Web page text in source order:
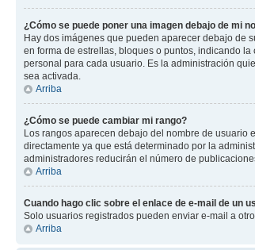
¿Cómo se puede poner una imagen debajo de mi
Hay dos imágenes que pueden aparecer debajo de
en forma de estrellas, bloques o puntos, indicando
personal para cada usuario. Es la administración
sea activada.
Arriba
¿Cómo se puede cambiar mi rango?
Los rangos aparecen debajo del nombre de
directamente ya que está determinado por la
administradores reducirán el número de
Arriba
Cuando hago clic sobre el enlace de e-mail de un
Solo usuarios registrados pueden enviar e-mail a
Arriba